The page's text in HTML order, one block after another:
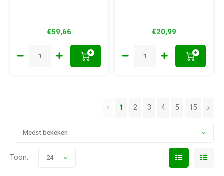
€59,66
+
€20,99
+
Meest bekeken
1 2 3 4 5 15
Toon: 24